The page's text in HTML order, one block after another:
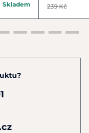
Skladem 239 Kč